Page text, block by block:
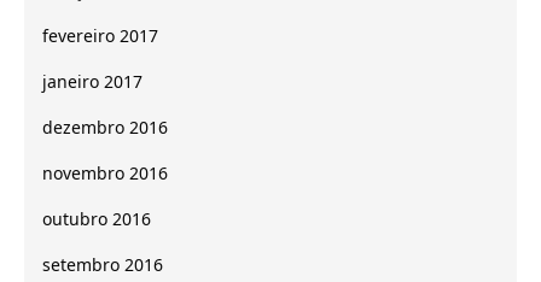
fevereiro 2017
janeiro 2017
dezembro 2016
novembro 2016
outubro 2016
setembro 2016